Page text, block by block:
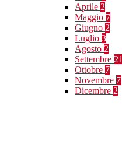
Aprile 2
Maggio 7
Giugno 2
Luglio 3
Agosto 2
Settembre 21
Ottobre 7
Novembre 7
Dicembre 2